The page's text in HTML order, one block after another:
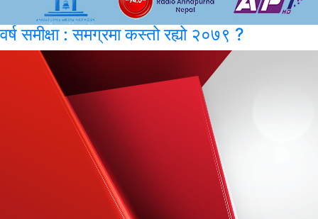
वर्ष समीक्षा : समग्रमा कस्तो रह्यो २०७९ ?